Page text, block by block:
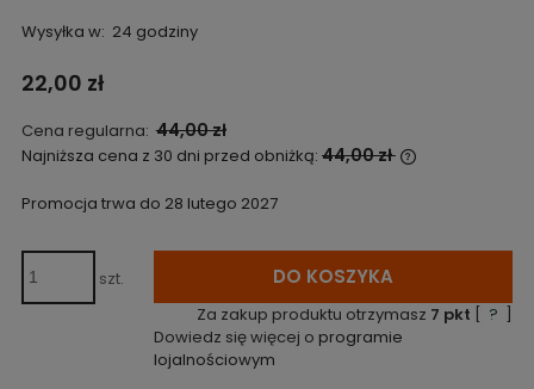
Wysyłka w: 24 godziny
22,00 zł
Cena regularna: 44,00 zł
Najniższa cena z 30 dni przed obniżką: 44,00 zł
pojawił się w
Promocja trwa do 28 lutego 2027
szt. DO KOSZYKA
Za zakup produktu otrzymasz 7 pkt [ ? ]
Dowiedz się więcej o programie
lojalnościowym